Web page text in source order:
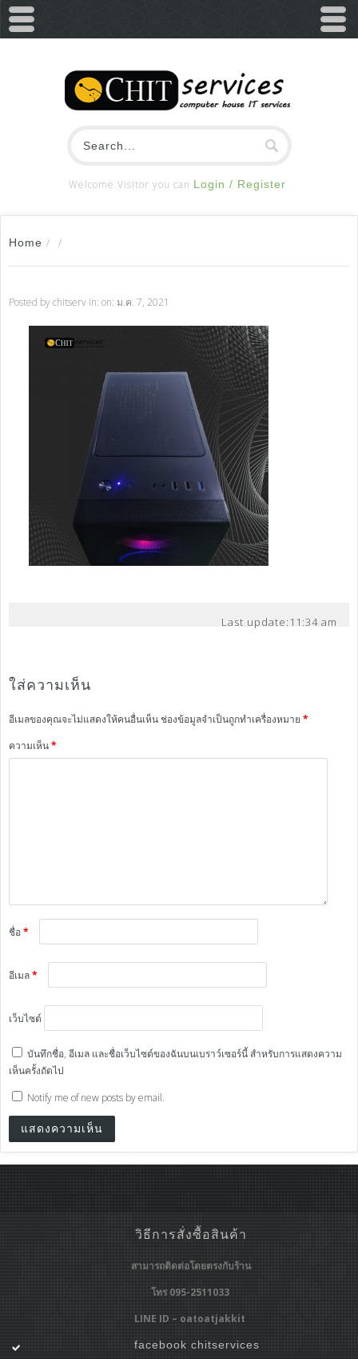
Welcome Visitor you can Login / Register
Home / /
Posted bychitserv in: on: ม.ค. 7, 2021
Last update: 11:34 am
ใส่ความเห็น
อีเมลของคุณจะไม่แสดงให้คนอื่นเห็นช่องข้อมูลจำเป็นถูกทำเครื่องหมาย *
ความเห็น*
ชื่อ*
อีเมล*
เว็บไซต์
บันทึกชื่อ, อีเมล และชื่อเว็บไซต์ของฉันบนเบราว์เซอร์นี้ สำหรับการแสดงความ
เห็นครั้งถัดไป
Notify me of new posts by email.
วิธีการสั่งซื้อสินค้า
สามารถติดต่อโดยตรงกับร้าน
โทร 095-2511033
LINE ID – oatoatjakkit
facebook chitservices